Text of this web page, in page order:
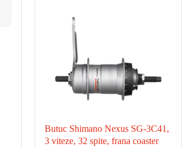
Butuc Shimano Nexus SG-3C41,
3 viteze, 32 spite, frana coaster